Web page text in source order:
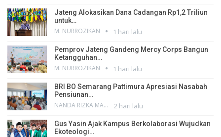
Jateng Alokasikan Dana Cadangan Rp1,2 Triliun
untuk…
M. NURROZIKAN 1 hari lalu
Pemprov Jateng Gandeng Mercy Corps Bangun
Ketangguhan…
M. NURROZIKAN 1 hari lalu
BRI BO Semarang Pattimura Apresiasi Nasabah
Pensiunan…
NANDA RIZKA MAHENDRA 2 hari lalu
Gus Yasin Ajak Kampus Berkolaborasi Wujudkan
Ekoteologi…